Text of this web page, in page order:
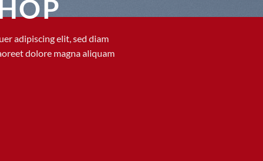
adipiscing elit, sed diam
dolore magna aliquam